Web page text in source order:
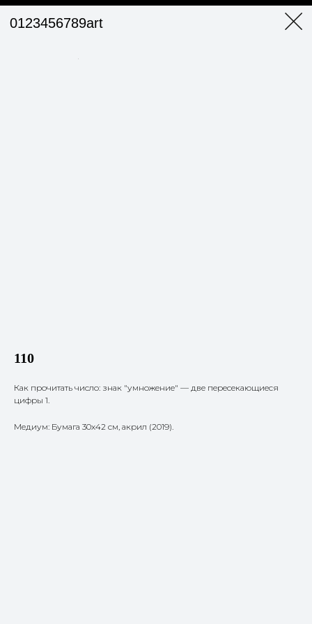
0123456789art
110
Как прочитать число: знак "умножение" — две пересекающиеся
цифры 1.
Медиум: Бумага 30х42 см, акрил (2019).